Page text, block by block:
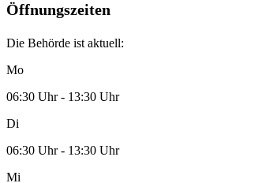
Öffnungszeiten
Die Behörde ist aktuell:
Mo
06:30 Uhr - 13:30 Uhr
Di
06:30 Uhr - 13:30 Uhr
Mi